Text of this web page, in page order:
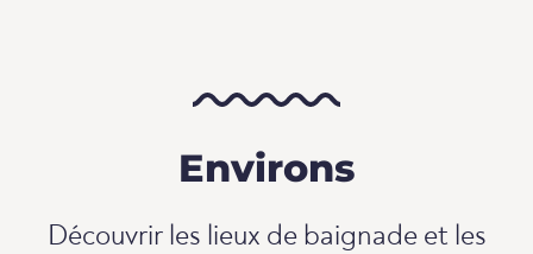
Environs
Découvrir les lieux de baignade et les